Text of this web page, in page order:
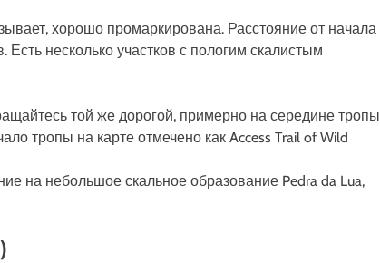
хорошо промаркирована. Расстояние от начала
несколько участков с пологим скалистым
той же дорогой, примерно на середине тропы
тропы на карте отмечено как Access Trail of Wild
на небольшое скальное образование Pedra da Lua,